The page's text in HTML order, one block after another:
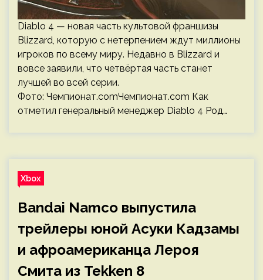
Diablo 4 — новая часть культовой франшизы
Blizzard, которую с нетерпением ждут миллионы
игроков по всему миру. Недавно в Blizzard и
вовсе заявили, что четвёртая часть станет
лучшей во всей серии.
Фото: Чемпионат.comЧемпионат.com Как
отметил генеральный менеджер Diablo 4 Род…
Xbox
Bandai Namco выпустила
трейлеры юной Асуки Кадзамы
и афроамериканца Лероя
Смита из Tekken 8